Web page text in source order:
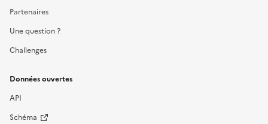
Partenaires
Une question ?
Challenges
Données ouvertes
API
Schéma